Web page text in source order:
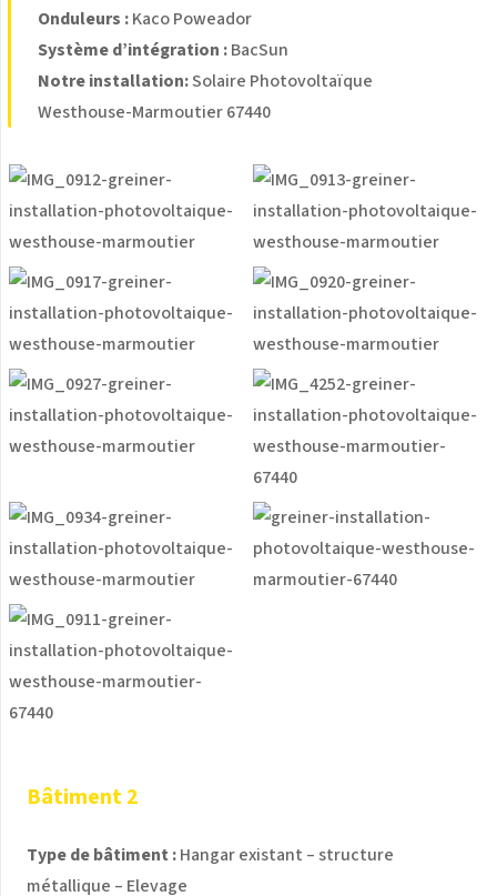
Onduleurs :Kaco Poweador
Système d’intégration :BacSun
Notre installation:Solaire Photovoltaïque
Westhouse-Marmoutier 67440
Bâtiment 2
Type de bâtiment :Hangar existant – structure
métallique – Elevage